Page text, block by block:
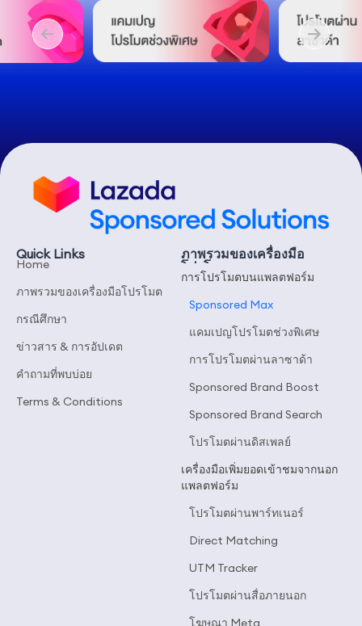
On-Platform Off-Platform Tools
Quick Links
Home
ภาพรวมของเครื่องมือโปรโมต
กรณีศึกษา
ข่าวสาร & การอัปเดต
คำถามที่พบบ่อย
Terms & Conditions
ภาพรวมของเครื่องมือ
โปรโมต
การโปรโมตบนแพลตฟอร์ม
Sponsored Max
แคมเปญโปรโมตช่วงพิเศษ
การโปรโมตผ่านลาซาด้า
Sponsored Brand Boost
Sponsored Brand Search
โปรโมตผ่านดิสเพลย์
เครื่องมือเพิ่มยอดเข้าชมจากนอก
แพลตฟอร์ม
โปรโมตผ่านพาร์ทเนอร์
Direct Matching
UTM Tracker
โปรโมตผ่านสื่อภายนอก
โฆษณา Meta